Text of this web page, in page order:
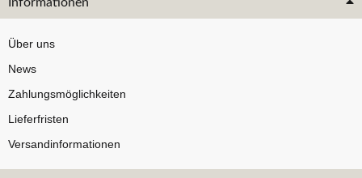
Informationen
Über uns
News
Zahlungsmöglichkeiten
Lieferfristen
Versandinformationen